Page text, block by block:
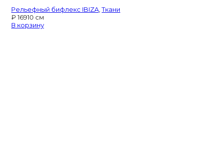
Рельефный бифлекс IBIZA ,Ткани
₽ 16910 см
В корзину